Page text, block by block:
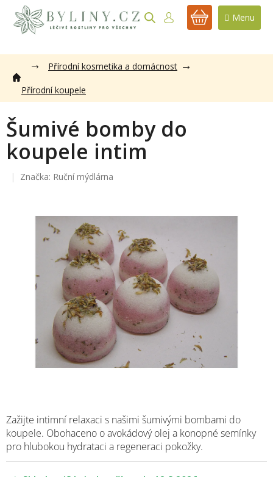
obsah
NÁKUPNÍ
Přírodní kosmetika a domácnost
Přírodní koupele
Šumivé bomby do
koupele intim
Značka: Ruční mýdlárna
Zažijte intimní relaxaci s našimi šumivými bombami do
koupele. Obohaceno o avokádový olej a konopné semínky
pro hlubokou hydrataci a regeneraci pokožky.